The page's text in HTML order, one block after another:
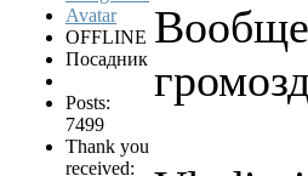
OFFLINE
Посадник
Posts:
7499
Thank you
received: